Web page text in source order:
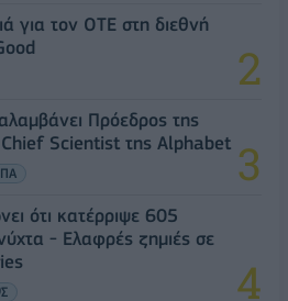
για τον ΟΤΕ στη διεθνή
Πρόεδρος της
Scientist της Alphabet
ότι κατέρριψε 605
- Ελαφρές ζημιές σε